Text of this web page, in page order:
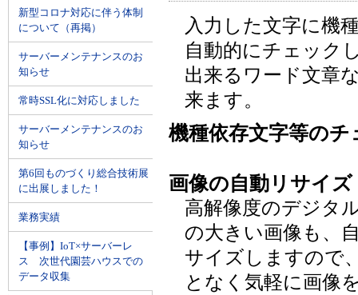
入力した文字に機
自動的にチェック
出来るワード文章
来ます。
機種依存文字等のチ
画像の自動リサイズ
高解像度のデジタ
の大きい画像も、
サイズしますので
となく気軽に画像
新型コロナ対応に伴う体制
について（再掲）
サーバーメンテナンスのお
知らせ
常時SSL化に対応しました
サーバーメンテナンスのお
知らせ
第6回ものづくり総合技術展
に出展しました！
業務実績
【事例】IoT×サーバーレ
ス 次世代園芸ハウスでの
データ収集